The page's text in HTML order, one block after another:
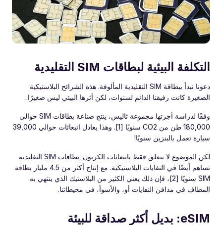
التكلفة البيئية لبطاقات SIM التقليدية
دعونا نبدأ ببطاقة SIM التقليدية المألوفة. هذه الشرائح البلاستيكية
الصغيرة كانت رفيقنا الدائم لسنوات، لكن أثرها البيئي ليس صغيرًا.
وفقًا لدراسة أجرتها مجموعة ثاليس، ينتج صناعة بطاقات SIM حوالي
180,000 طن من CO2 سنويًا [1]. وهذا يعادل انبعاثات حوالي 39,000
سيارة تعمل بالبنزين سنويًا!
لكن الموضوع لا يتعلق فقط بانبعاثات الكربون. بطاقات SIM التقليدية
تساهم أيضًا في النفايات البلاستيكية. مع إنتاج أكثر من 4.5 مليار بطاقة
SIM سنويًا [2]، فإن ذلك يعني الكثير من البلاستيك الذي ينتهي به
المطاف في مدافن النفايات أو، والأسوأ، في محيطاتنا.